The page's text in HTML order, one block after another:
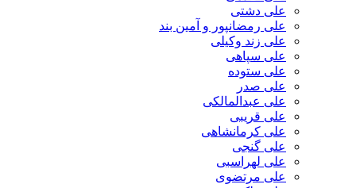
علی دشتی
علی رمضانپور و آمین بند
علی زند وکیلی
علی سپاهی
علی ستوده
علی صدر
علی عبدالمالکی
علی قریبی
علی کرمانشاهی
علی گنجی
علی لهراسبی
علی مرتضوی